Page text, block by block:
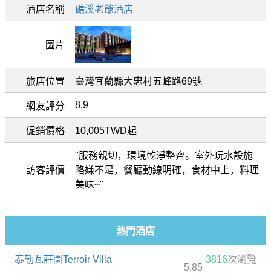
酒店名稱 礁溪老爺酒店
圖片
旅店位置 臺灣宜蘭縣大忠村五峰路69號
網友評分 8.9
促銷價格 10,005TWD起
訪客評價
"服務親切，環境乾淨整齊。室外玩水設施
略嫌不足，餐廳動線明確，食材中上，料理
美味~"
熱門酒店
泰勒瓦莊園Terroir Villa 3816次瀏覽
5,85